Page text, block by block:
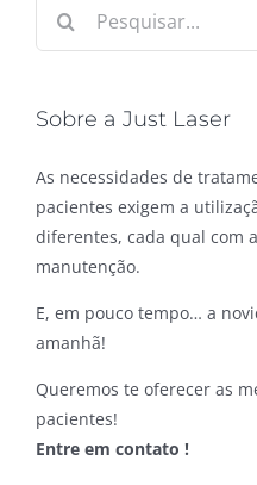
resultados
Sobre a Just Laser
As necessidades de
pacientes exigem a
diferentes, cada qual com
manutenção.
E, em pouco tempo… a
amanhã!
Queremos te oferecer as
pacientes!
Entre em contato !